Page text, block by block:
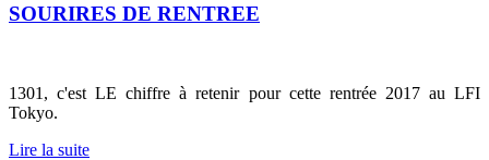
SOURIRES DE RENTREE
1301, c'est LE chiffre à retenir pour cette rentrée 2017 au LFI
Tokyo.
Lire la suite